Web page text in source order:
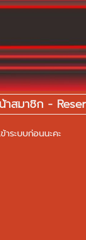
าสมาชิก -
ระบบก่อนนะคะ